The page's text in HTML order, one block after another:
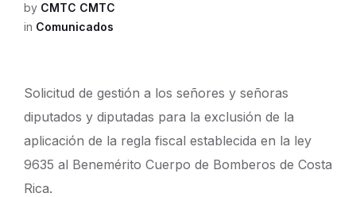
by CMTC CMTC
in Comunicados
Solicitud de gestión a los señores y señoras
diputados y diputadas para la exclusión de la
aplicación de la regla fiscal establecida en la ley
9635 al Benemérito Cuerpo de Bomberos de Costa
Rica.